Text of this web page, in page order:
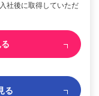
社後に取得していただ
る